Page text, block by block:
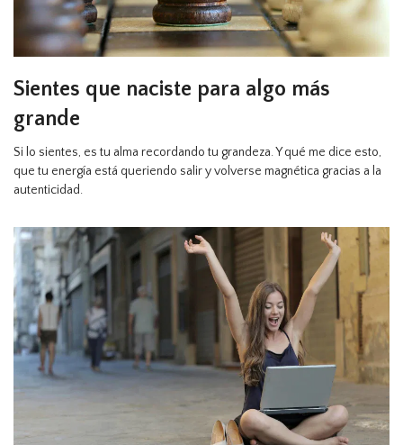
Sientes que naciste para algo más
grande
Si lo sientes, es tu alma recordando tu grandeza. Y qué me dice esto,
que tu energía está queriendo salir y volverse magnética gracias a la
autenticidad.